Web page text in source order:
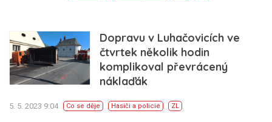
Dopravu v Luhačovicích ve
čtvrtek několik hodin
komplikoval převrácený
náklaďák
5. 5. 2023 9:04 Co se děje Hasiči a policie ZL